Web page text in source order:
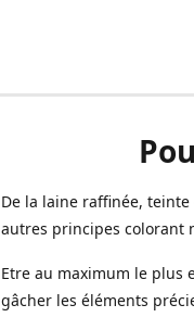
De la laine raffinée,
autres principes colorant
Etre au maximum le plus
gâcher les éléments